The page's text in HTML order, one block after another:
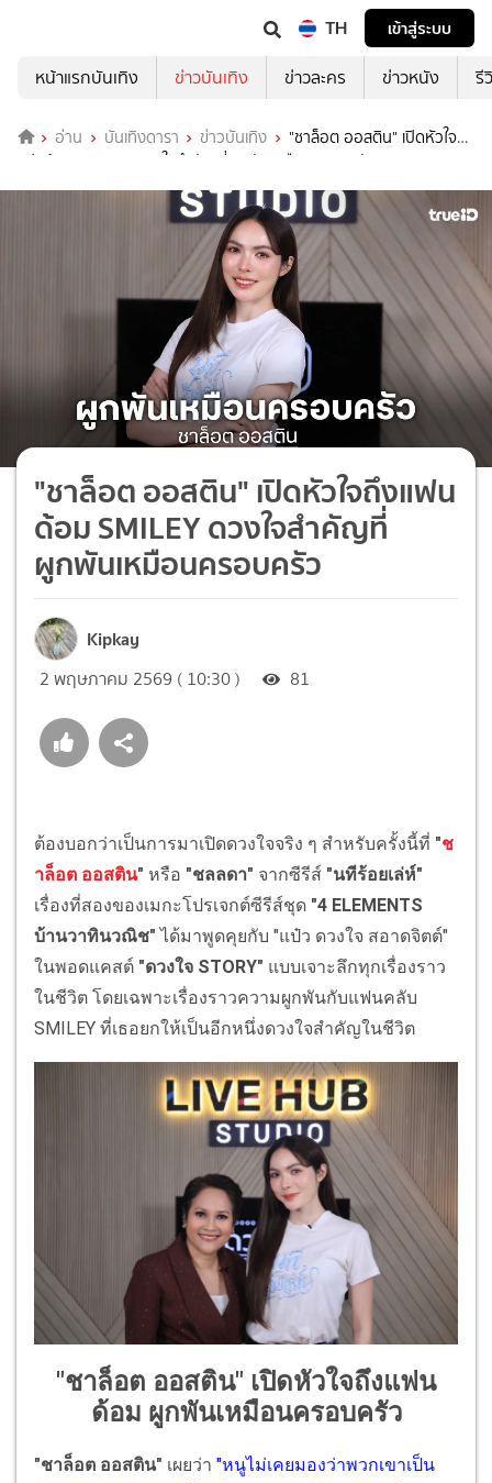
TH
เข้าสู่ระบบ
หน้าแรกบันเทิง
ข่าวบันเทิง ข่าวละคร ข่าวหนัง รี
อ่าน บันเทิงดารา ข่าวบันเทิง
"ชาล็อต ออสติน" เปิดหัวใจถึง
แฟนด้อม SMILEY ดวงใจสำคัญที่ผูกพันเหมือนครอบครัว
"ชาล็อต ออสติน" เปิดหัวใจถึงแฟน
ด้อม SMILEY ดวงใจสำคัญที่
ผูกพันเหมือนครอบครัว
Kipkay
2 พฤษภาคม 2569 ( 10:30 ) 81
ต้องบอกว่าเป็นการมาเปิดดวงใจจริง ๆ สำหรับครั้งนี้ที่ "ช
าล็อต ออสติน" หรือ "ชลลดา" จากซีรีส์ "นทีร้อยเล่ห์"
เรื่องที่สองของเมกะโปรเจกต์ซีรีส์ชุด "4 ELEMENTS
บ้านวาทินวณิช" ได้มาพูดคุยกับ "แป๋ว ดวงใจ สอาดจิตต์"
ในพอดแคสต์ "ดวงใจ STORY" แบบเจาะลึกทุกเรื่องราว
ในชีวิต โดยเฉพาะเรื่องราวความผูกพันกับแฟนคลับ
SMILEY ที่เธอยกให้เป็นอีกหนึ่งดวงใจสำคัญในชีวิต
"ชาล็อต ออสติน" เปิดหัวใจถึงแฟน
ด้อม ผูกพันเหมือนครอบครัว
"ชาล็อต ออสติน" เผยว่า "หนูไม่เคยมองว่าพวกเขาเป็น